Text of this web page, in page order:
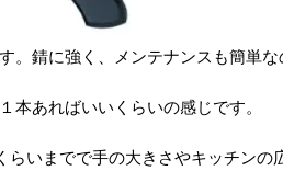
。錆に強く、メンテナンスも簡単
本あればいいくらいの感じです。
らいまでで手の大きさやキッチンの